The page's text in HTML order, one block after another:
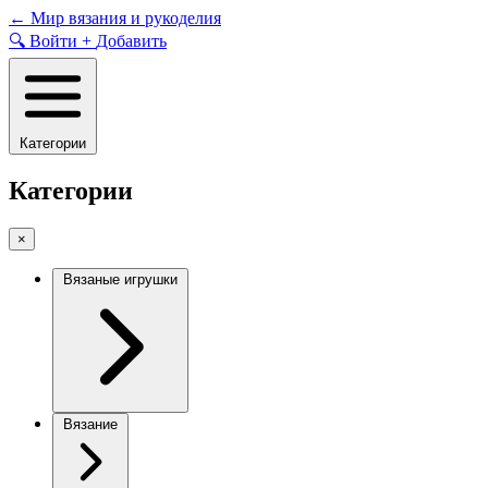
Skip
to
content
← Мир вязания и рукоделия
🔍 Войти + Добавить
Категории
Категории
×
Вязаные игрушки
Вязание